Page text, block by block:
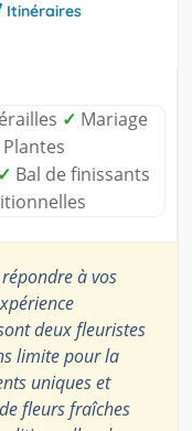
Itinéraires
✓ Mariage
Plantes
✓ Bal de finissants
à vos
deux fleuristes
limite pour la
uniques et
fleurs fraîches